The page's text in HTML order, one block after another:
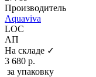
Производитель
Aquaviva
LOC
АП
На складе ✓
3 680 р.
за упаковку